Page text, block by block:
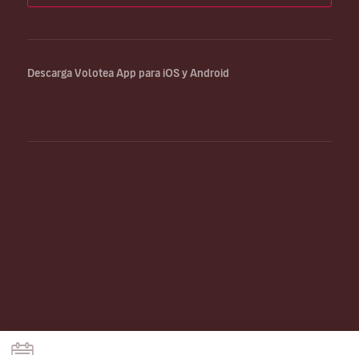
Descarga Volotea App para iOS y Android